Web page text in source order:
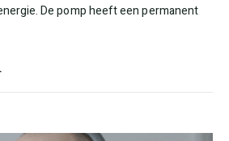
De pomp heeft een permanent